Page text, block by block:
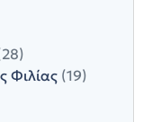
Φιλίας (19)